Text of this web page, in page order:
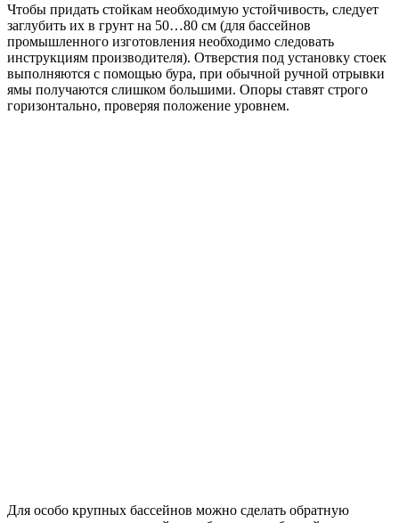
Чтобы придать стойкам необходимую устойчивость, следует
заглубить их в грунт на 50…80 см (для бассейнов
промышленного изготовления необходимо следовать
инструкциям производителя). Отверстия под установку стоек
выполняются с помощью бура, при обычной ручной отрывки
ямы получаются слишком большими. Опоры ставят строго
горизонтально, проверяя положение уровнем.
Для особо крупных бассейнов можно сделать обратную